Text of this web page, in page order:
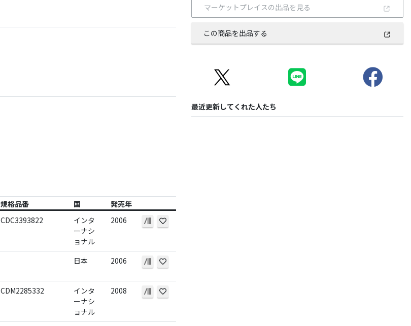
規格品番 国
発売年
CDC3393822
インタ
ーナシ
ョナル
2006
日本 2006
CDM2285332
インタ
ーナシ
ョナル
2008
マーケットプレイスの出品を見る
この商品を出品する
最近更新してくれた人たち